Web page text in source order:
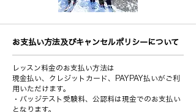
お支払い方法及びキャンセルポリシーについて
レッスン料金のお支払い方法は
現金払い、クレジットカード、PAYPAY払いがご利
用いただけます。
・バッジテスト受験料、公認料は現金でのお支払い
となります。